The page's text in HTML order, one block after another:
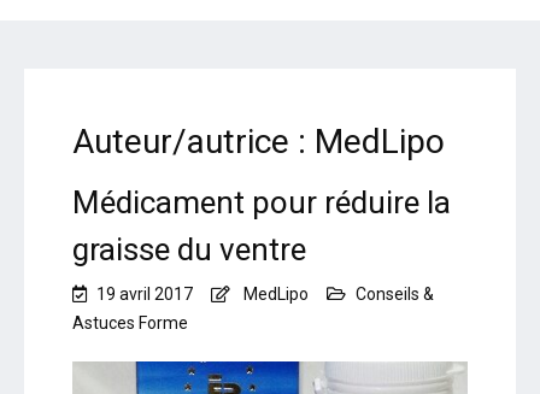
Auteur/autrice : MedLipo
Médicament pour réduire la
graisse du ventre
19 avril 2017 MedLipo
Conseils &
Astuces Forme